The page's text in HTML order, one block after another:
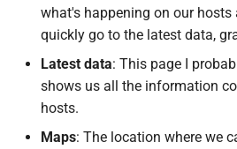
what's happening on our
quickly go to the latest data,
Latest data: This page I
shows us all the information
hosts.
Maps: The location where we